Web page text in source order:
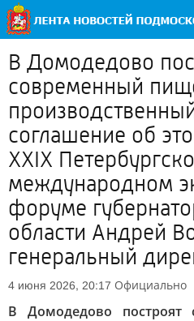
В Домодедово
современный
соглашение об
XXIX
международном
форуме
области Андрей
генеральный
4 июня 2026, 20:17 Официально
В Домодедово построят